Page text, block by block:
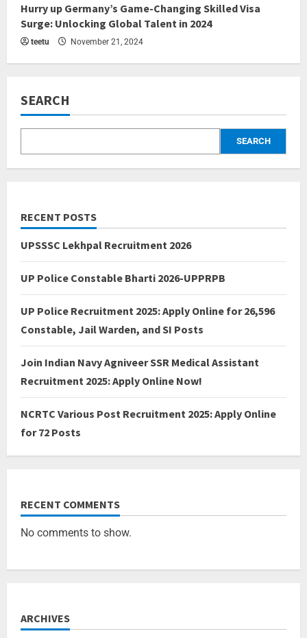
Hurry up Germany’s Game-Changing Skilled Visa
Surge: Unlocking Global Talent in 2024
teetu November 21, 2024
SEARCH
SEARCH
RECENT POSTS
UPSSSC Lekhpal Recruitment 2026
UP Police Constable Bharti 2026-UPPRPB
UP Police Recruitment 2025: Apply Online for 26,596
Constable, Jail Warden, and SI Posts
Join Indian Navy Agniveer SSR Medical Assistant
Recruitment 2025: Apply Online Now!
NCRTC Various Post Recruitment 2025: Apply Online
for 72 Posts
RECENT COMMENTS
No comments to show.
ARCHIVES